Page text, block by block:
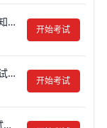
2014年吉林省直事业单位考试《公共基础知识》真题试卷及答案【含解析】
开始考试
2021年吉林省长春市各区事业单位招聘考试真题试卷及答案【含解析】
开始考试
2021年5月吉林省长春市市直事业单位考试《公共基础知识》真题试卷及答案【含解析】